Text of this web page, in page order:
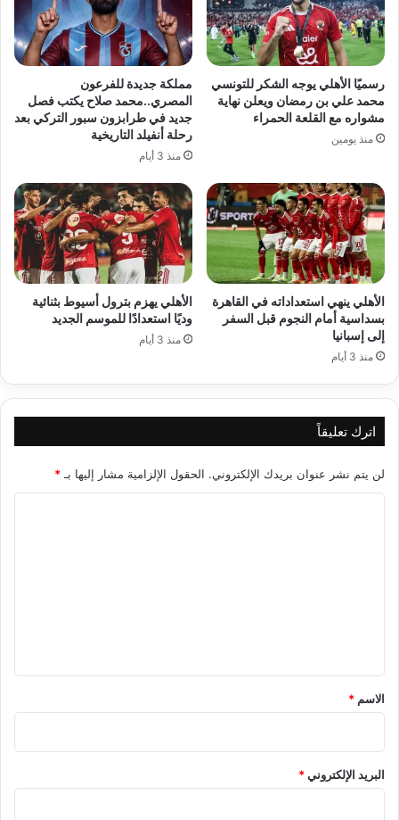
رسميًا الأهلي يوجه الشكر للتونسي
محمد علي بن رمضان ويعلن نهاية
مشواره مع القلعة الحمراء
منذ يومين
مملكة جديدة للفرعون
المصري..محمد صلاح يكتب فصل
جديد في طرابزون سبور التركي بعد
رحلة أنفيلد التاريخية
منذ 3 أيام
الأهلي ينهي استعداداته في القاهرة
بسداسية أمام النجوم قبل السفر
إلى إسبانيا
منذ 3 أيام
الأهلي يهزم بترول أسيوط بثنائية
وديًا استعدادًا للموسم الجديد
منذ 3 أيام
اترك تعليقاً
لن يتم نشر عنوان بريدك الإلكتروني. الحقول الإلزامية مشار إليها بـ*
*
الاسم *
البريد الإلكتروني*